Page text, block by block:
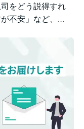
をどう説得すれ
不安」など、業